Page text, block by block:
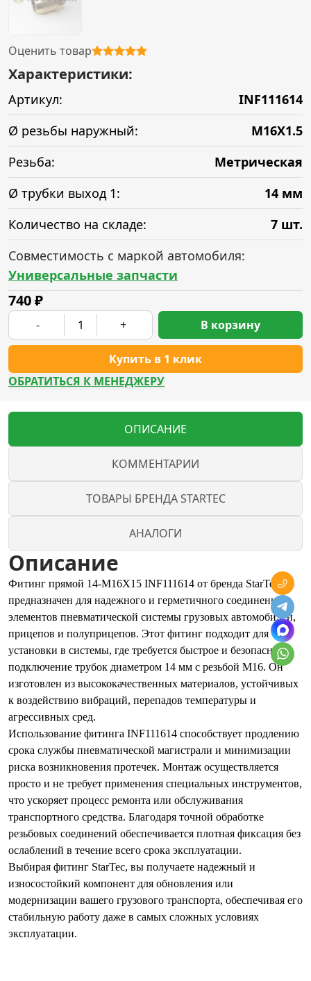
Оценить товар
Характеристики:
Артикул:
INF111614
Ø резьбы наружный:
M16X1.5
Резьба:
Метрическая
Ø трубки выход 1:
14 мм
Количество на складе:
7 шт.
Совместимость с маркой автомобиля:
Универсальные запчасти
740₽
- +
Купить в 1 клик
В корзину
ОБРАТИТЬСЯ К МЕНЕДЖЕРУ
ОПИСАНИЕ
КОММЕНТАРИИ
ТОВАРЫ БРЕНДА STARTEC
АНАЛОГИ
Описание
Фитинг прямой 14-М16X15 INF111614 от бренда StarTec
предназначен для надежного и герметичного соединения
элементов пневматической системы грузовых автомобилей,
прицепов и полуприцепов. Этот фитинг подходит для
установки в системы, где требуется быстрое и безопасное
подключение трубок диаметром 14 мм с резьбой М16. Он
изготовлен из высококачественных материалов, устойчивых
к воздействию вибраций, перепадов температуры и
агрессивных сред.
Использование фитинга INF111614 способствует продлению
срока службы пневматической магистрали и минимизации
риска возникновения протечек. Монтаж осуществляется
просто и не требует применения специальных инструментов,
что ускоряет процесс ремонта или обслуживания
транспортного средства. Благодаря точной обработке
резьбовых соединений обеспечивается плотная фиксация без
ослаблений в течение всего срока эксплуатации.
Выбирая фитинг StarTec, вы получаете надежный и
износостойкий компонент для обновления или
модернизации вашего грузового транспорта, обеспечивая его
стабильную работу даже в самых сложных условиях
эксплуатации.